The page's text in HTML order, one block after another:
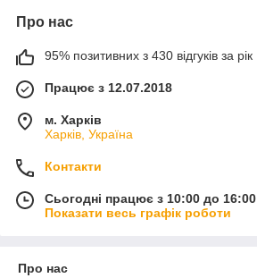
Про нас
95% позитивних з 430 відгуків за рік
Працює з 12.07.2018
м. Харків
Харків, Україна
Контакти
Сьогодні працює з 10:00 до 16:00
Показати весь графік роботи
Про нас